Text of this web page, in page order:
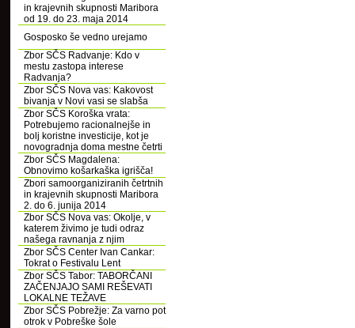
in krajevnih skupnosti Maribora
od 19. do 23. maja 2014
Gosposko še vedno urejamo
Zbor SČS Radvanje: Kdo v
mestu zastopa interese
Radvanja?
Zbor SČS Nova vas: Kakovost
bivanja v Novi vasi se slabša
Zbor SČS Koroška vrata:
Potrebujemo racionalnejše in
bolj koristne investicije, kot je
novogradnja doma mestne četrti
Zbor SČS Magdalena:
Obnovimo košarkaška igrišča!
Zbori samoorganiziranih četrtnih
in krajevnih skupnosti Maribora
2. do 6. junija 2014
Zbor SČS Nova vas: Okolje, v
katerem živimo je tudi odraz
našega ravnanja z njim
Zbor SČS Center Ivan Cankar:
Tokrat o Festivalu Lent
Zbor SČS Tabor: TABORČANI
ZAČENJAJO SAMI REŠEVATI
LOKALNE TEŽAVE
Zbor SČS Pobrežje: Za varno pot
otrok v Pobreške šole